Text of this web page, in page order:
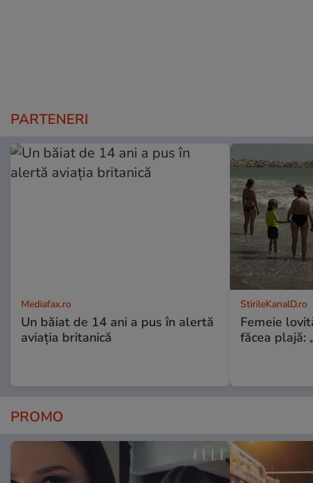
PARTENERI
Mediafax.ro
Un băiat de 14 ani a pus în alertă
aviația britanică
StirileKanalD.ro
Femeie
făcea plajă:
PROMO